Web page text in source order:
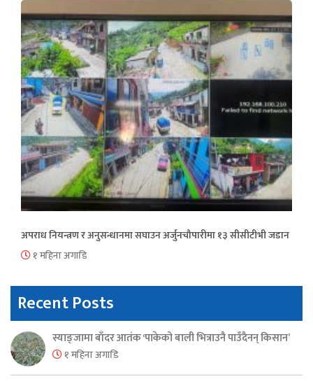
अपराध नियन्त्रण र अनुसन्धानमा सघाउन अर्जुनचौपारीमा १३ सीसीटीभी जडान
१ महिना अगाडि
Recent Posts
स्याङ्जामा बाँदर आतंक ‘पाकेको बाली भित्राउनै पाउँदैनन् किसान’
१ महिना अगाडि